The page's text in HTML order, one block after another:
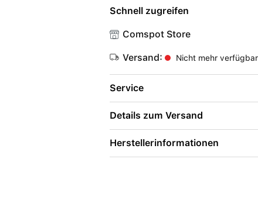
Schnell zugreifen
Comspot Store
Versand: Nicht mehr verfügbar
Service
Details zum Versand
Herstellerinformationen